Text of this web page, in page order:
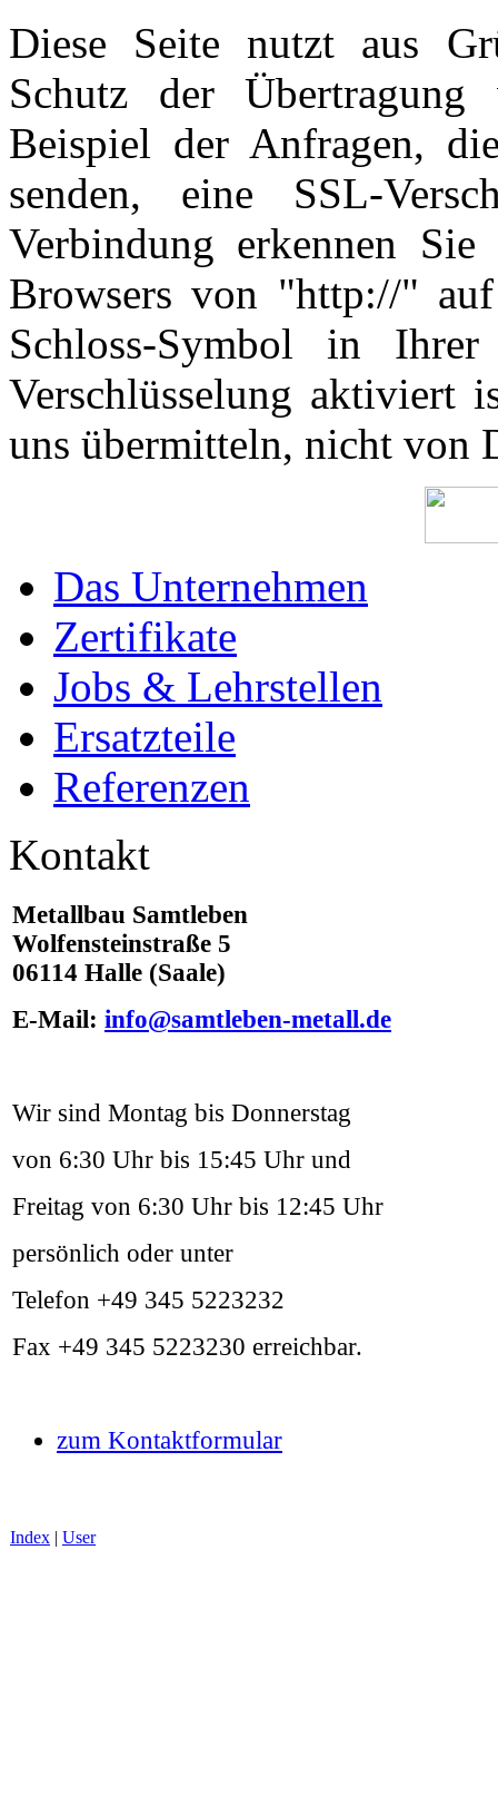
Diese Seite nutzt aus
Schutz der
Beispiel der Anfragen,
senden, eine SSL-
Verbindung erkennen
Browsers von "http://"
Schloss-Symbol in
Verschlüsselung aktiviert
uns übermitteln, nicht von
Das Unternehmen
Zertifikate
Jobs & Lehrstellen
Ersatzteile
Referenzen
Kontakt
Metallbau Samtleben
Wolfensteinstraße 5
06114 Halle (Saale)
E-Mail: info@samtleben-metall.de
Wir sind Montag bis Donnerstag
von 6:30 Uhr bis 15:45 Uhr und
Freitag von 6:30 Uhr bis 12:45 Uhr
persönlich oder unter
Telefon +49 345 5223232
Fax +49 345 5223230 erreichbar.
zum Kontaktformular
Index | User